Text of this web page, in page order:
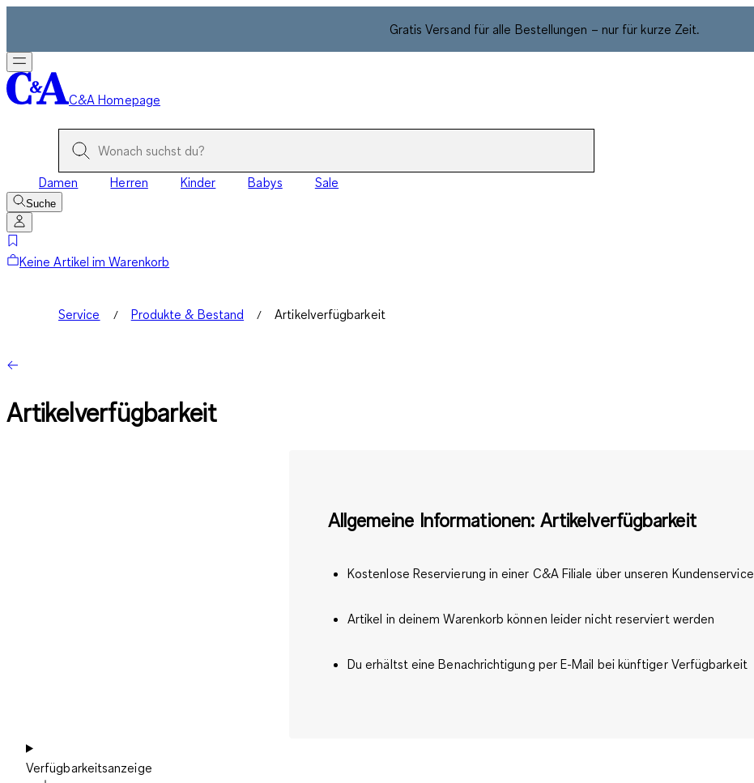
Gratis Versand für alle Bestellungen – nur für kurze Zeit.
C&A Homepage
Damen Herren Kinder Babys Sale
Suche
Keine Artikel im Warenkorb
Service Produkte & Bestand Artikelverfügbarkeit
Artikelverfügbarkeit
Allgemeine Informationen: Artikelverfügbarkeit
Kostenlose Reservierung in einer C&A Filiale über unseren Kundenservice
Artikel in deinem Warenkorb können leider nicht reserviert werden
Du erhältst eine Benachrichtigung per E-Mail bei künftiger Verfügbarkeit
Verfügbarkeitsanzeige